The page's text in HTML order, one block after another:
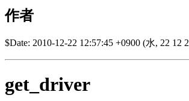
作者
$Date: 2010-12-22 12:57:45 +0900 (水, 22 12
get_driver